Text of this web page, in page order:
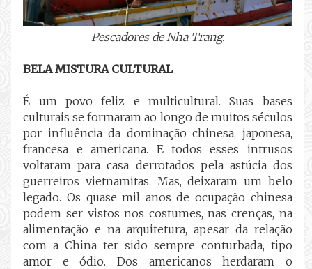
Pescadores de Nha Trang.
BELA MISTURA CULTURAL
É um povo feliz e multicultural. Suas bases
culturais se formaram ao longo de muitos séculos
por influência da dominação chinesa, japonesa,
francesa e americana. E todos esses intrusos
voltaram para casa derrotados pela astúcia dos
guerreiros vietnamitas. Mas, deixaram um belo
legado. Os quase mil anos de ocupação chinesa
podem ser vistos nos costumes, nas crenças, na
alimentação e na arquitetura, apesar da relação
com a China ter sido sempre conturbada, tipo
amor e ódio. Dos americanos herdaram o